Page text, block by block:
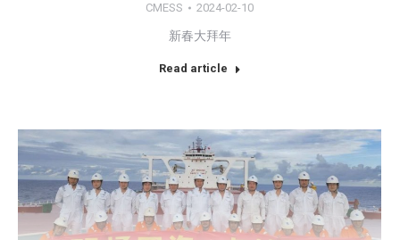
CMESS 2024-02-10
新春大拜年
Read article